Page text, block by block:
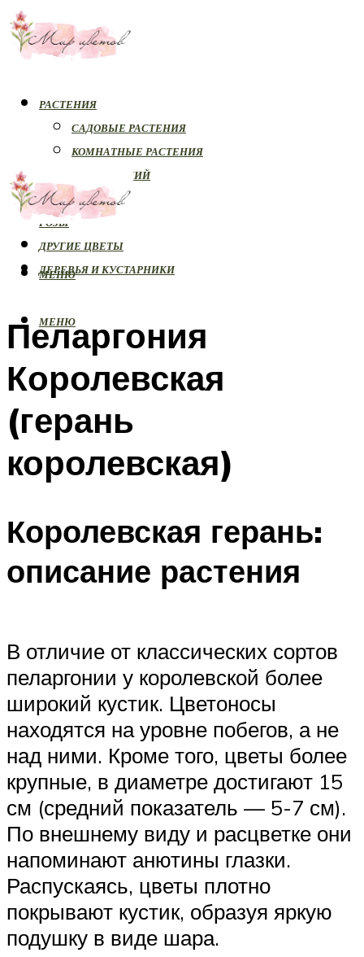
РАСТЕНИЯ
САДОВЫЕ РАСТЕНИЯ
КОМНАТНЫЕ РАСТЕНИЯ
БОЛЕЗНИ РАСТЕНИЙ
ОРХИДЕИ
РОЗЫ
ДРУГИЕ ЦВЕТЫ
ДЕРЕВЬЯ И КУСТАРНИКИ
МЕНЮ
МЕНЮ
Пеларгония
Королевская
(герань
королевская)
Королевская герань:
описание растения
В отличие от классических сортов
пеларгонии у королевской более
широкий кустик. Цветоносы
находятся на уровне побегов, а не
над ними. Кроме того, цветы более
крупные, в диаметре достигают 15
см (средний показатель — 5-7 см).
По внешнему виду и расцветке они
напоминают анютины глазки.
Распускаясь, цветы плотно
покрывают кустик, образуя яркую
подушку в виде шара.